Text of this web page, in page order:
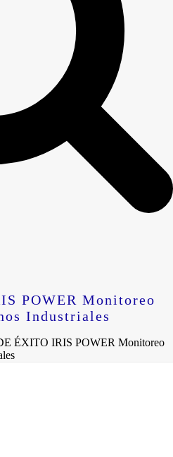
POWER Monitoreo
Industriales
ÉXITO IRIS POWER Monitoreo